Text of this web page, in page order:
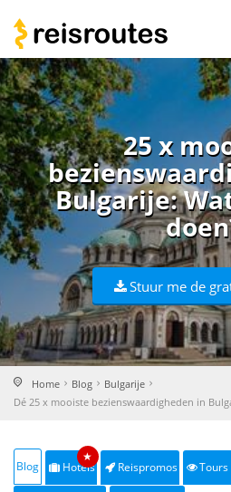
25 x
Bulgarije:
Stuur me de
Home Blog
Bulgarije
Dé 25 x mooiste bezienswaardigheden in
Blog Hotels
★
Reispromos